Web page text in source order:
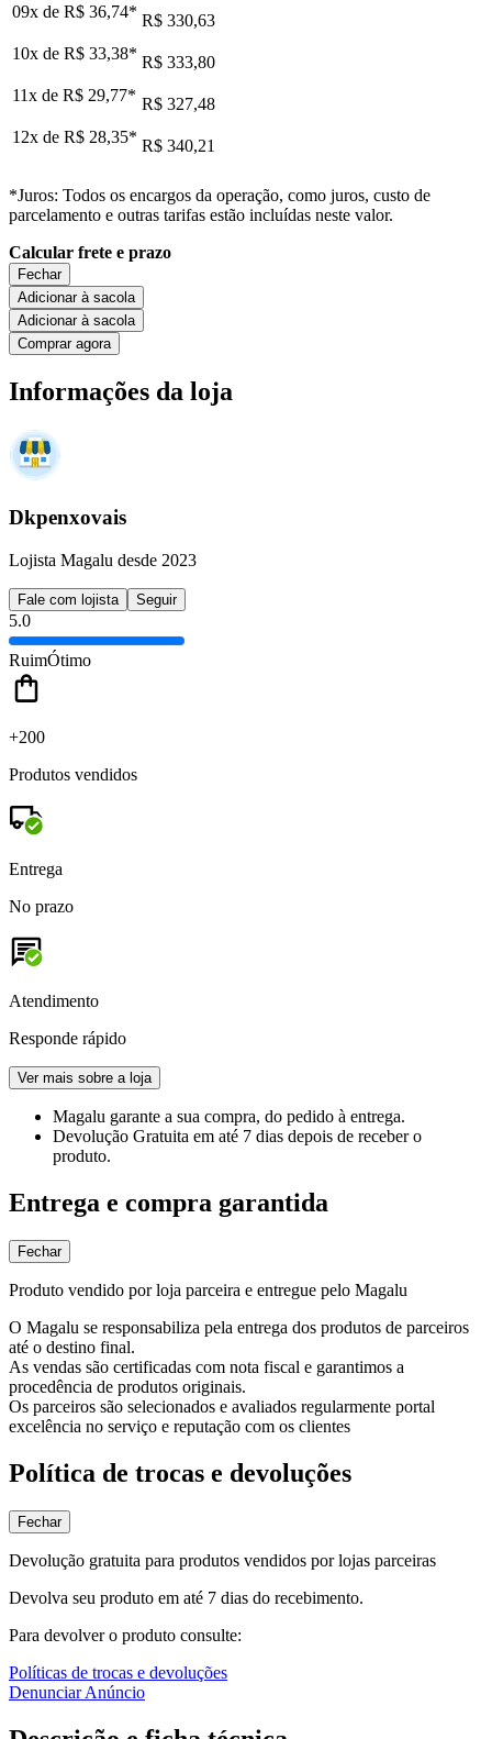
09x de R$ 36,74* R$ 330,63
10x de R$ 33,38* R$ 333,80
11x de R$ 29,77* R$ 327,48
12x de R$ 28,35* R$ 340,21
*Juros: Todos os encargos da operação, como juros, custo de
parcelamento e outras tarifas estão incluídas neste valor.
Calcular frete e prazo
Fechar
Adicionar à sacola
Adicionar à sacola
Comprar agora
Informações da loja
Dkpenxovais
Lojista Magalu desde 2023
Fale com lojista Seguir
5.0
RuimÓtimo
+200
Produtos vendidos
Entrega
No prazo
Atendimento
Responde rápido
Ver mais sobre a loja
Magalu garante a sua compra, do pedido à entrega.
Devolução Gratuita em até 7 dias depois de receber o
produto.
Entrega e compra garantida
Fechar
Produto vendido por loja parceira e entregue pelo Magalu
O Magalu se responsabiliza pela entrega dos produtos de parceiros
até o destino final.
As vendas são certificadas com nota fiscal e garantimos a
procedência de produtos originais.
Os parceiros são selecionados e avaliados regularmente portal
excelência no serviço e reputação com os clientes
Política de trocas e devoluções
Fechar
Devolução gratuita para produtos vendidos por lojas parceiras
Devolva seu produto em até 7 dias do recebimento.
Para devolver o produto consulte:
Políticas de trocas e devoluções
Denunciar Anúncio